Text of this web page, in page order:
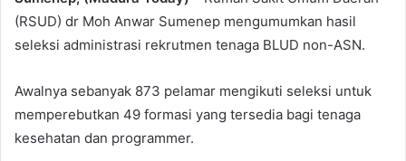
(RSUD) dr Moh Anwar Sumenep mengumumkan hasil
seleksi administrasi rekrutmen tenaga BLUD non-ASN.
Awalnya sebanyak 873 pelamar mengikuti seleksi untuk
memperebutkan 49 formasi yang tersedia bagi tenaga
kesehatan dan programmer.